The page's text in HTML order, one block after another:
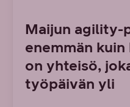
Maijun agility-
enemmän
on yhteisö,
työpäivän yli